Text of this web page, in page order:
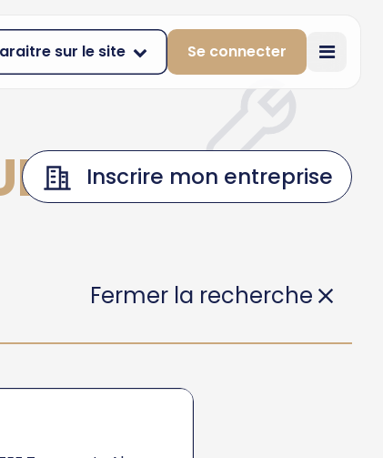
sur le site Se connecter
Inscrire mon entreprise
Fermer la recherche